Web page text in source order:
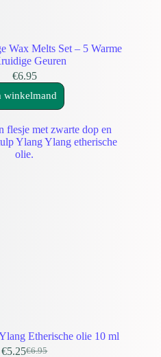
Wax Melts Set – 5 Warme
Geuren
€6.95
winkelmand
Etherische olie 10 ml
€6.95
€5.25